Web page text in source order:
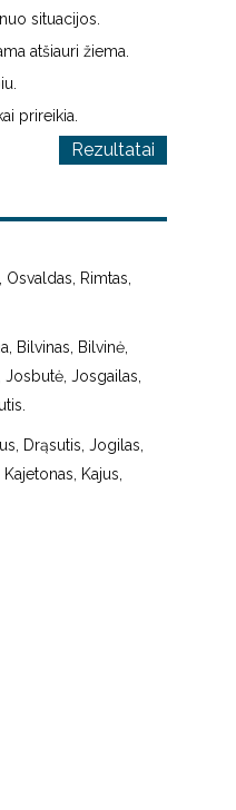
02:55
situacijos.
atšiauri žiema.
prireikia.
Rezultatai
Osvaldas, Rimtas,
Bilvinas, Bilvinė,
Josgailas,
Drąsutis, Jogilas,
Kajus,